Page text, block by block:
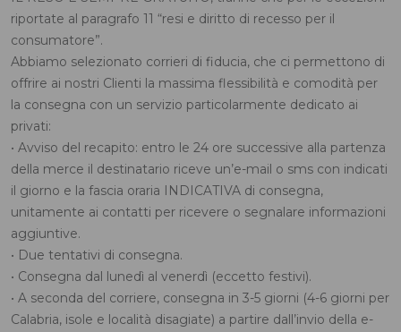
riportate al paragrafo 11 “resi e diritto di recesso per il
consumatore”.
Abbiamo selezionato corrieri di fiducia, che ci permettono di
offrire ai nostri Clienti la massima flessibilità e comodità per
la consegna con un servizio particolarmente dedicato ai
privati:
• Avviso del recapito: entro le 24 ore successive alla partenza
della merce il destinatario riceve un’e-mail o sms con indicati
il giorno e la fascia oraria INDICATIVA di consegna,
unitamente ai contatti per ricevere o segnalare informazioni
aggiuntive.
• Due tentativi di consegna.
• Consegna dal lunedì al venerdì (eccetto festivi).
• A seconda del corriere, consegna in 3-5 giorni (4-6 giorni per
Calabria, isole e località disagiate) a partire dall’invio della e-